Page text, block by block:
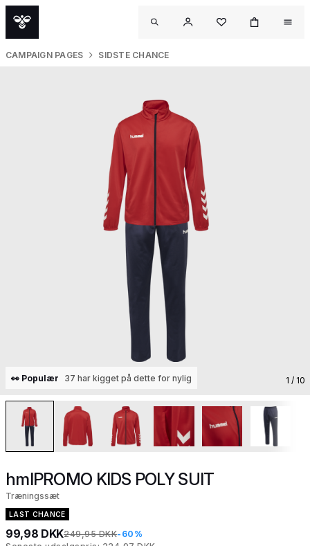
CAMPAIGN PAGES SIDSTE CHANCE
👀 Populær 37 har kigget på dette for nylig 1 / 10
hmlPROMO KIDS POLY SUIT
Træningssæt
LAST CHANCE
99,98 DKK249,95 DKK-60%